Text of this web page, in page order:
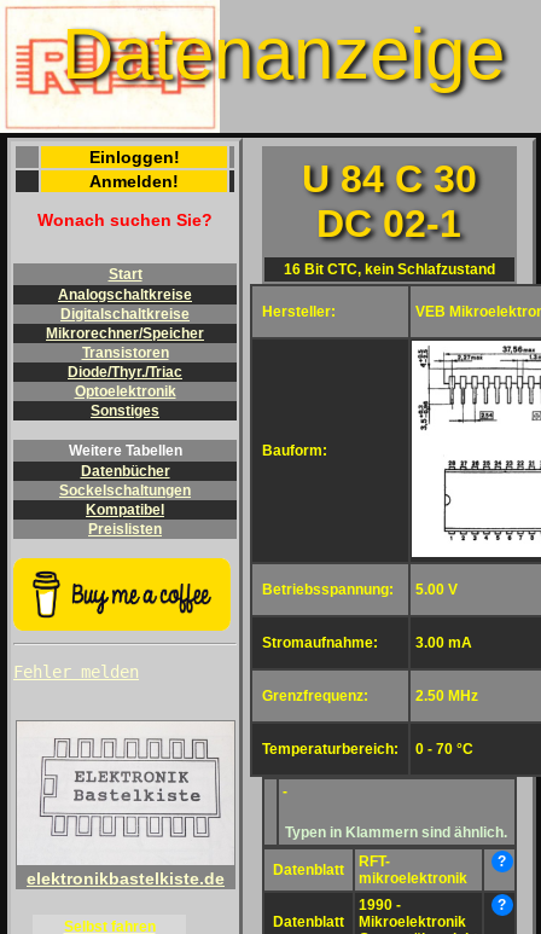
Datenanzeige
Einloggen!
Anmelden!
Wonach suchen Sie?
Start
Analogschaltkreise
Digitalschaltkreise
Mikrorechner/Speicher
Transistoren
Diode/Thyr./Triac
Optoelektronik
Sonstiges
Weitere Tabellen
Datenbücher
Sockelschaltungen
Kompatibel
Preislisten
Fehler melden
elektronikbastelkiste.de
Selbst fahren
U 84 C 30
DC 02-1
16 Bit CTC, kein Schlafzustand
Hersteller: VEB
Bauform:
Betriebsspannung: 5.00 V
Stromaufnahme: 3.00 mA
Grenzfrequenz: 2.50 MHz
Temperaturbereich: 0 - 70 °C
-
Typen in Klammern sind ähnlich.
Datenblatt
RFT-
mikroelektronik
?
Datenblatt
1990 -
Mikroelektronik
?